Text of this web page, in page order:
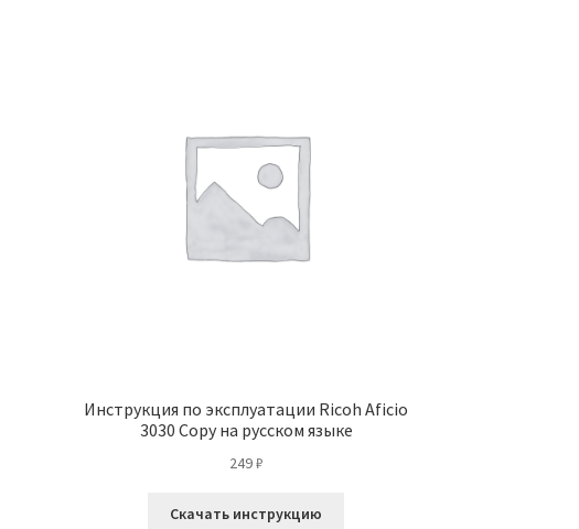
Инструкция по эксплуатации Ricoh Aficio
3030 Copy на русском языке
249₽
Скачать инструкцию